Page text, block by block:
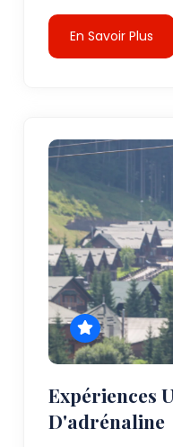
En Savoir Plus
Expériences
D'adrénaline